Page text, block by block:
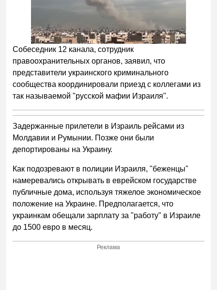
Собеседник 12 канала, сотрудник
правоохранительных органов, заявил, что
представители украинского криминального
сообщества координировали приезд с коллегами из
так называемой "русской мафии Израиля".
Задержанные прилетели в Израиль рейсами из
Молдавии и Румынии. Позже они были
депортированы на Украину.
Как подозревают в полиции Израиля, "беженцы"
намеревались открывать в еврейском государстве
публичные дома, используя тяжелое экономическое
положение на Украине. Предполагается, что
украинкам обещали зарплату за "работу" в Израиле
до 1500 евро в месяц.
Реклама